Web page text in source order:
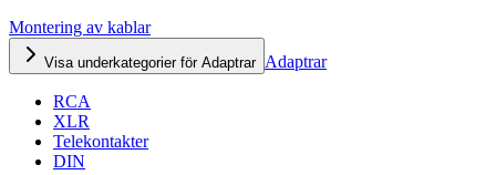
Montering av kablar
Visa underkategorier för Adaptrar Adaptrar
RCA
XLR
Telekontakter
DIN